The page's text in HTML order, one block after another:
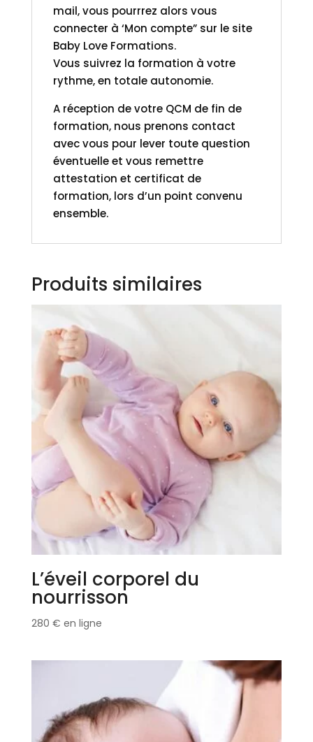
mail, vous pourrrez alors vous
connecter à ‘Mon compte” sur le site
Baby Love Formations.
Vous suivrez la formation à votre
rythme, en totale autonomie.
A réception de votre QCM de fin de
formation, nous prenons contact
avec vous pour lever toute question
éventuelle et vous remettre
attestation et certificat de
formation, lors d’un point convenu
ensemble.
Produits similaires
L’éveil corporel du
nourrisson
280 € en ligne